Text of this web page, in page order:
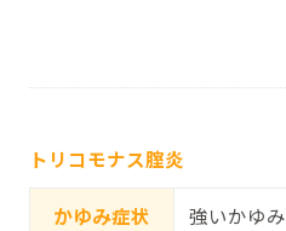
トリコモナス腟炎
かゆみ症状 強いかゆみ